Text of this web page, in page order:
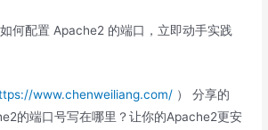
何配置 Apache2 的端口，立即动手实践
www.chenweiliang.com/ ） 分享的
的端口号写在哪里？让你的Apache2更安